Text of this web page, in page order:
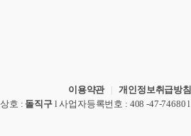
이용약관 |개인정보취급방침
상호 : 돌직구 l사업자등록번호 : 408 -47-74680 l